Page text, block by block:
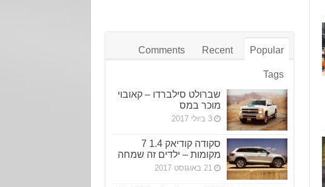
Popular
Recent
Comments
Tags
שברולט סילברדו – קאובוי
מוכר במס
3 ביולי 2017
סקודה קודיאק 1.4 7
מקומות – ילדים זה שמחה
21 באוגוסט 2017